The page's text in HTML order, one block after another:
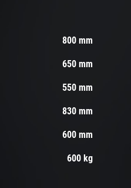
800 mm
650 mm
550 mm
830 mm
600 mm
600 kg